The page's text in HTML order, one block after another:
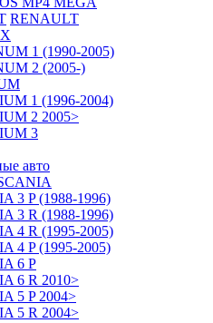
RENAULT
1 (1990-2005)
2 (2005-)
1 (1996-2004)
2 2005>
3
авто
3 P (1988-1996)
3 R (1988-1996)
4 R (1995-2005)
4 P (1995-2005)
6 P
6 R 2010>
5 P 2004>
5 R 2004>